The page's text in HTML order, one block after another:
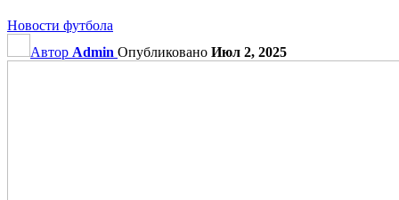
Новости футбола
Автор Admin Опубликовано Июл 2, 2025